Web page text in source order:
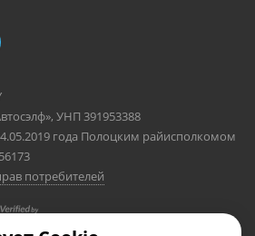
УНП 391953388
года Полоцким райисполкомом
потребителей